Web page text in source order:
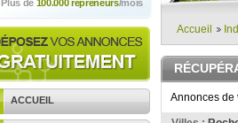
Plus de 100.000 repreneurs/mois
ACCUEIL
Accueil
Annonces de